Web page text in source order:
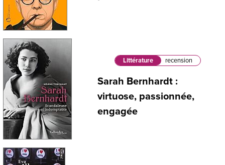
Littérature recension
Sarah Bernhardt :
virtuose, passionnée,
engagée